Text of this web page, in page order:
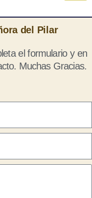
del Pilar
el formulario y en
Muchas Gracias.